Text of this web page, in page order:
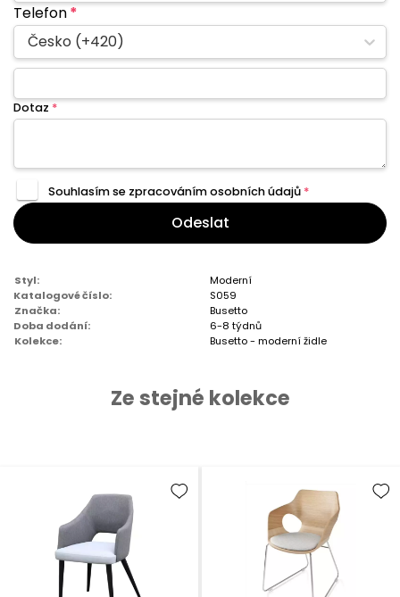
Telefon*
Česko (+420)
Dotaz *
Souhlasím se zpracovánímosobních údajů *
Odeslat
Styl:
Moderní
Katalogové číslo:
S059
Značka:
Busetto
Doba dodání:
6-8 týdnů
Kolekce:
Busetto - moderní židle
Ze stejné kolekce